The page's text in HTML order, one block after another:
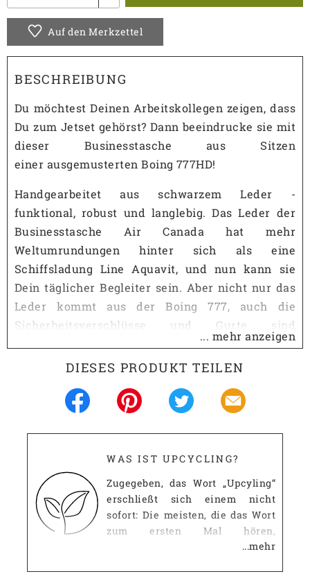
Auf den Merkzettel
BESCHREIBUNG
Du möchtest Deinen Arbeitskollegen zeigen, dass
Du zum Jetset gehörst? Dann beeindrucke sie mit
dieser Businesstasche aus Sitzen
einer ausgemusterten Boing 777HD!
Handgearbeitet aus schwarzem Leder -
funktional, robust und langlebig. Das Leder der
Businesstasche Air Canada hat mehr
Weltumrundungen hinter sich als eine
Schiffsladung Line Aquavit, und nun kann sie
Dein täglicher Begleiter sein. Aber nicht nur das
Leder kommt aus der Boing 777, auch die
Sicherheitsverschlüsse und Gurte sind
Praktisch konzipiert und gut ausgestattet ist die
Tasche mit acht Fächern, eines für einen 13,3"
Laptop und ein weiteres für einen 15" Laptop. Das
wichtige Gegenstände wie Dein Portemonnaie
und Handy verstauen. Und ein großes
Dokumentenfach besitzt zur Sicherheit noch
einen Reißverschluss.
Die Innenseite ist mit einem strapazierfähigen,
wasserdichten und Schmutz abweisenden
... mehr anzeigen
DIESES PRODUKT TEILEN
WAS IST UPCYCLING?
Zugegeben, das Wort „Upcyling“
erschließt sich einem nicht
sofort: Die meisten, die das Wort
zum ersten Mal hören,
mutmaßen, dass es wohl etwas
...mehr